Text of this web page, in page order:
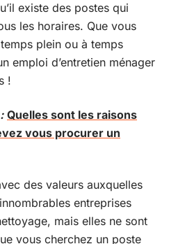
existe des postes qui
les horaires. Que vous
plein ou à temps
emploi d’entretien ménager
!
Quelles sont les raisons
vous procurer un
des valeurs auxquelles
entreprises
mais elles ne sont
vous cherchez un poste